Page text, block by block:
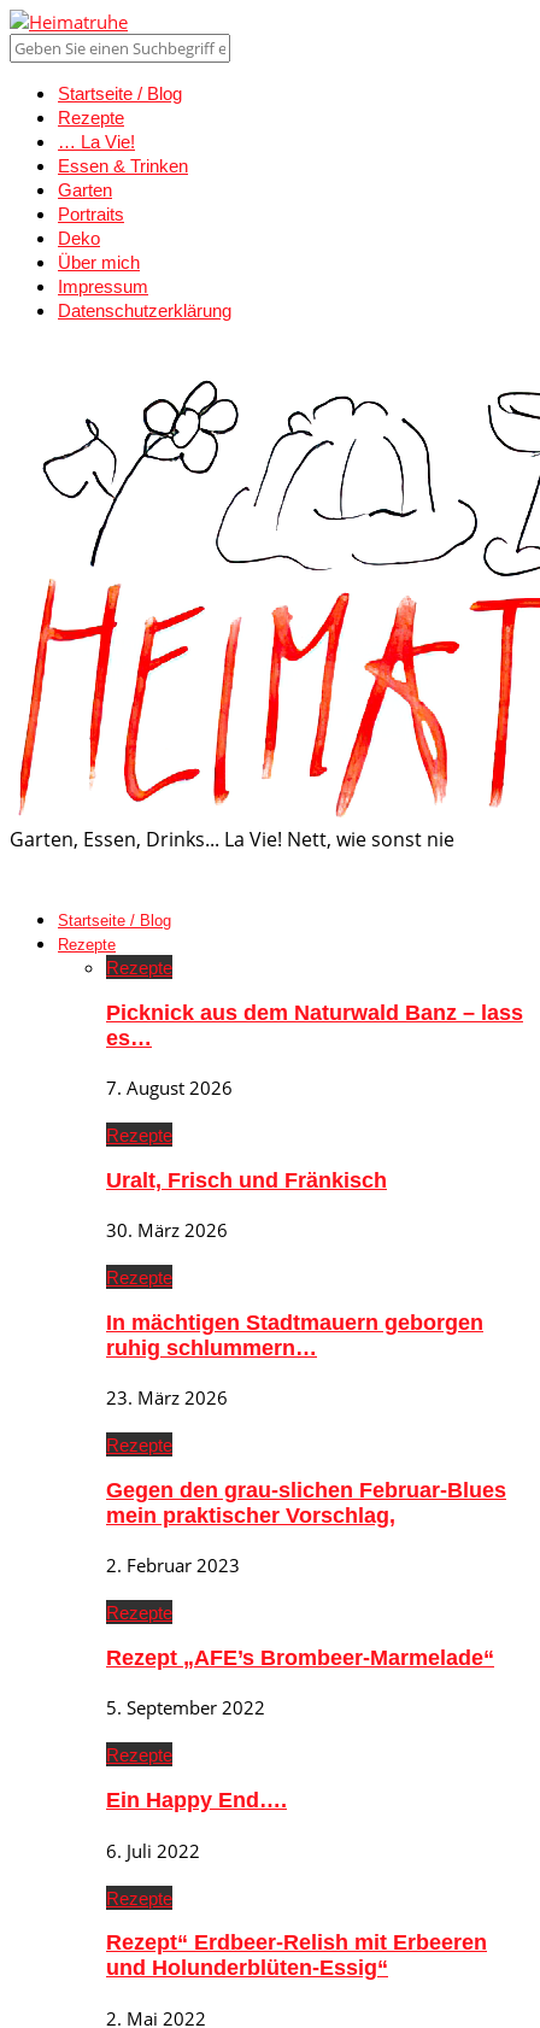
Startseite / Blog
Rezepte
… La Vie!
Essen & Trinken
Garten
Portraits
Deko
Über mich
Impressum
Datenschutzerklärung
Garten, Essen, Drinks... La Vie! Nett, wie sonst nie
Startseite / Blog
Rezepte
Rezepte
Picknick aus dem Naturwald Banz – lass
es…
7. August 2026
Rezepte
Uralt, Frisch und Fränkisch
30. März 2026
Rezepte
In mächtigen Stadtmauern geborgen
ruhig schlummern…
23. März 2026
Rezepte
Gegen den grau-slichen Februar-Blues
mein praktischer Vorschlag,
2. Februar 2023
Rezepte
Rezept „AFE’s Brombeer-Marmelade“
5. September 2022
Rezepte
Ein Happy End….
6. Juli 2022
Rezepte
Rezept“ Erdbeer-Relish mit Erbeeren
und Holunderblüten-Essig“
2. Mai 2022